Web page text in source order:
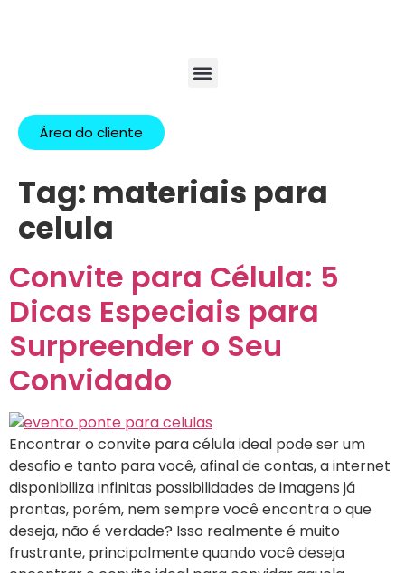
Área do cliente
Tag: materiais para
celula
Convite para Célula: 5
Dicas Especiais para
Surpreender o Seu
Convidado
Encontrar o convite para célula ideal pode ser um
desafio e tanto para você, afinal de contas, a internet
disponibiliza infinitas possibilidades de imagens já
prontas, porém, nem sempre você encontra o que
deseja, não é verdade? Isso realmente é muito
frustrante, principalmente quando você deseja